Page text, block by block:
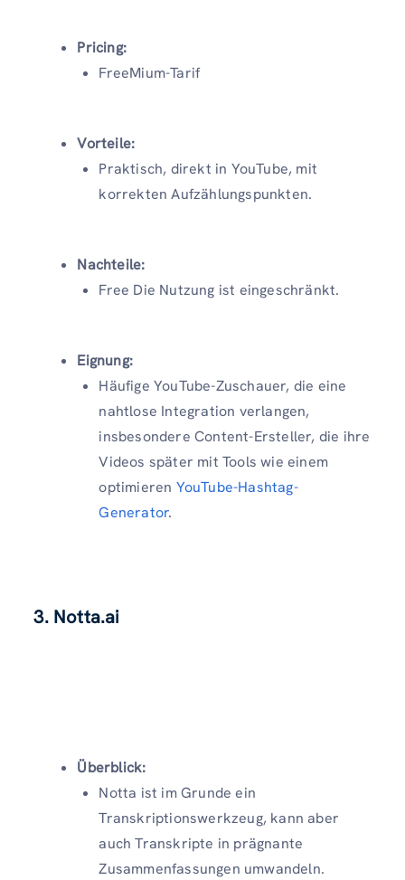
Pricing:
FreeMium-Tarif
Vorteile:
Praktisch, direkt in YouTube, mit
korrekten Aufzählungspunkten.
Nachteile:
Free Die Nutzung ist eingeschränkt.
Eignung:
Häufige YouTube-Zuschauer, die eine
nahtlose Integration verlangen,
insbesondere Content-Ersteller, die ihre
Videos später mit Tools wie einem
optimieren YouTube-Hashtag-
Generator.
3. Notta.ai
Überblick:
Notta ist im Grunde ein
Transkriptionswerkzeug, kann aber
auch Transkripte in prägnante
Zusammenfassungen umwandeln.